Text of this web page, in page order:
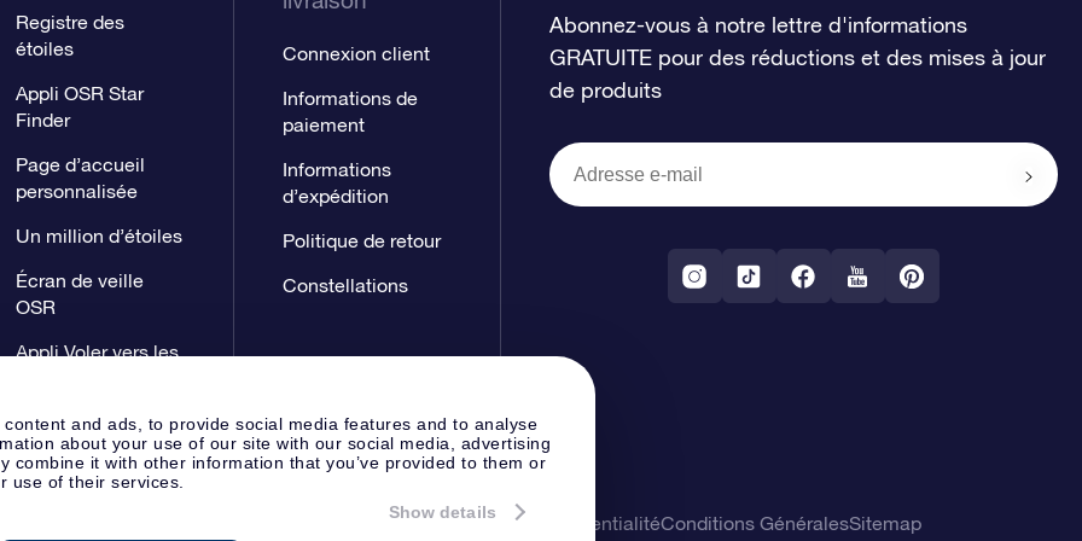
and ads, to provide social media features and to analyse
about your use of our site with our social media, advertising
combine it with other information that you’ve provided to them or
use of their services.
Show details
Registre des
étoiles
Appli OSR Star
Finder
Page d’accueil
personnalisée
Un million d’étoiles
Écran de veille
OSR
Appli Voler vers les
Connexion client
Informations de
paiement
Informations
d’expédition
Politique de retour
Constellations
Abonnez-vous à notre lettre d'informations
GRATUITE pour des réductions et des mises à jour
de produits
Page de presseDéclaration de confidentialitéConditions GénéralesSitemap